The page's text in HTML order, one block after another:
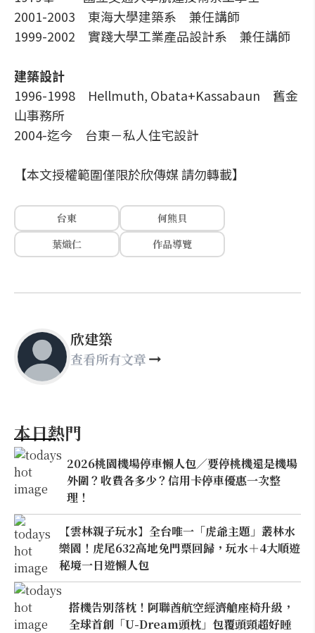
2001-2003 東海大學建築系 兼任講師
1999-2002 實踐大學工業產品設計系 兼任講師
建築設計
1996-1998 Hellmuth, Obata+Kassabaun 舊金
山事務所
2004-迄今 台東－私人住宅設計
【本文授權範圍僅限於欣傳媒 請勿轉載】
台東
何熊貝
葉熾仁
作品導覽
欣建築
查看所有文章
本日熱門
2026桃園機場停車懶人包／要停桃機還是機場
外圍？收費各多少？信用卡停車優惠一次整
理！
【雲林親子玩水】全台唯一「虎爺主題」叢林水
樂園！虎尾632高地免門票回歸，玩水＋4大順遊
秘境一日遊懶人包
搭機告別落枕！阿聯酋航空經濟艙座椅升級，
全球首創「U-Dream頭枕」包覆頭頸超好睡